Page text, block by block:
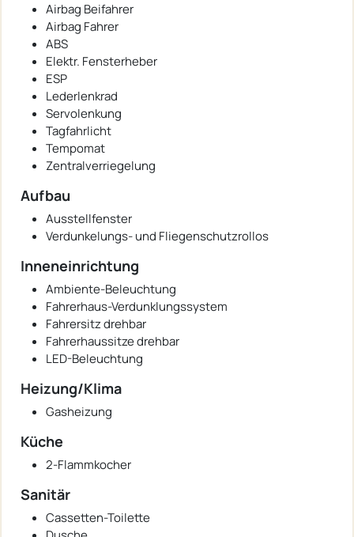
Airbag Beifahrer
Airbag Fahrer
ABS
Elektr. Fensterheber
ESP
Lederlenkrad
Servolenkung
Tagfahrlicht
Tempomat
Zentralverriegelung
Aufbau
Ausstellfenster
Verdunkelungs- und Fliegenschutzrollos
Inneneinrichtung
Ambiente-Beleuchtung
Fahrerhaus-Verdunklungssystem
Fahrersitz drehbar
Fahrerhaussitze drehbar
LED-Beleuchtung
Heizung/Klima
Gasheizung
Küche
2-Flammkocher
Sanitär
Cassetten-Toilette